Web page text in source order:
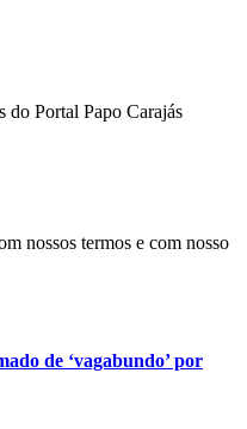
do Portal Papo Carajás
nossos termos e com nosso
de ‘vagabundo’ por